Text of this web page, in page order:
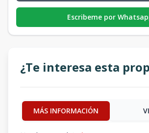
Escribeme por
¿Te interesa esta
MÁS INFORMACIÓN